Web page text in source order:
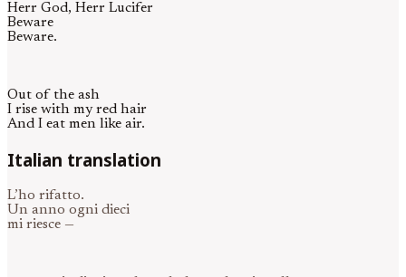
Herr God, Herr Lucifer
Beware
Beware.
Out of the ash
I rise with my red hair
And I eat men like air.
Italian translation
L’ho rifatto.
Un anno ogni dieci
mi riesce —